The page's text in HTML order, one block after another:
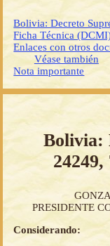
Bolivia: Decreto
Ficha Técnica
Enlaces con otros
Véase también
Nota importante
Bolivia:
PRESIDENTE
Considerando: